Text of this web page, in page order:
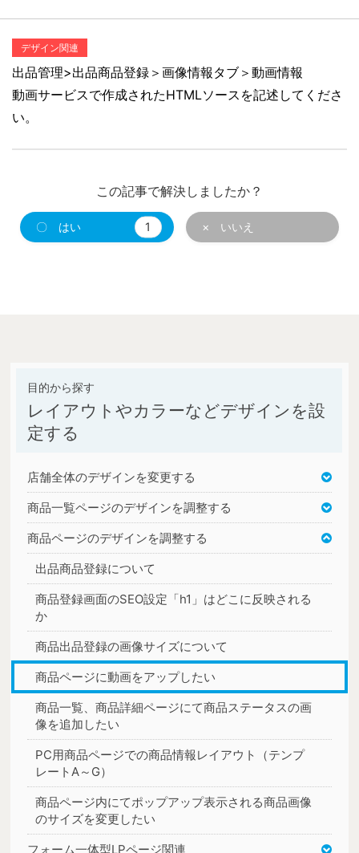
デザイン関連
出品管理>出品商品登録＞画像情報タブ＞動画情報
動画サービスで作成されたHTMLソースを記述してくださ
い。
この記事で解決しましたか？
〇 はい 1 × いいえ
レイアウトやカラーなどデザインを設
定する
店舗全体のデザインを変更する
商品一覧ページのデザインを調整する
商品ページのデザインを調整する
出品商品登録について
商品登録画面のSEO設定「h1」はどこに反映される
か
商品出品登録の画像サイズについて
商品ページに動画をアップしたい
商品一覧、商品詳細ページにて商品ステータスの画
像を追加したい
PC用商品ページでの商品情報レイアウト（テンプ
レートA～G）
商品ページ内にてポップアップ表示される商品画像
のサイズを変更したい
フォーム一体型LPページ関連